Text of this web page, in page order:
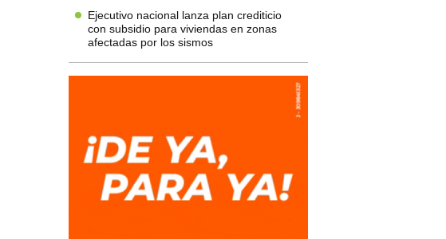
Ejecutivo nacional lanza plan crediticio
con subsidio para viviendas en zonas
afectadas por los sismos